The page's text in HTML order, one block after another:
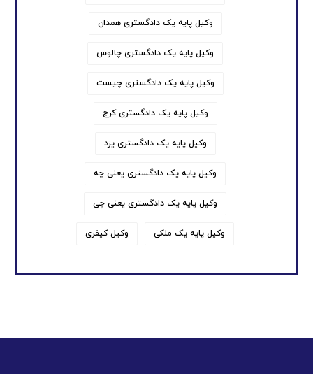
وکیل پایه یک دادگستری همدان
وکیل پایه یک دادگستری چالوس
وکیل پایه یک دادگستری چیست
وکیل پایه یک دادگستری کرج
وکیل پایه یک دادگستری یزد
وکیل پایه یک دادگستری یعنی چه
وکیل پایه یک دادگستری یعنی چی
وکیل پایه یک ملکی وکیل کیفری